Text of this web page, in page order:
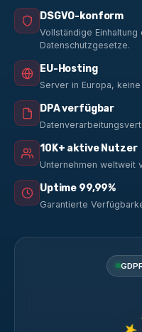
DSGVO-konform
Vollständige
Datenschutzgesetze.
EU-Hosting
Server in Europa,
DPA verfügbar
10K+ aktive Nutzer
Unternehmen weltweit
Uptime 99,99%
Garantierte